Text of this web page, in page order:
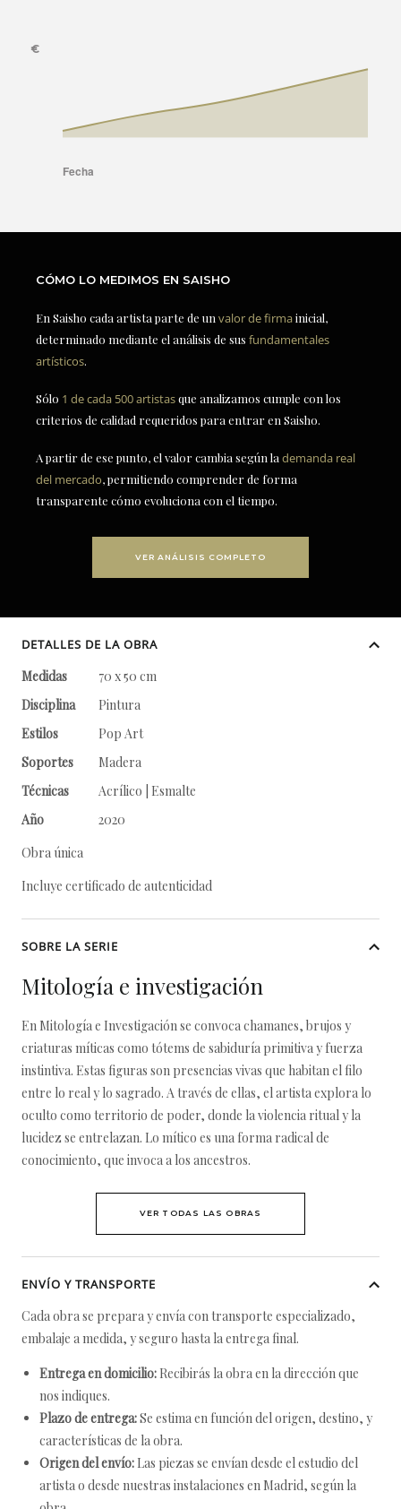
CÓMO LO MEDIMOS EN SAISHO
En Saisho cada artista parte de un valor de firmainicial,
determinado mediante el análisis de sus fundamentales
artísticos.
Sólo 1 de cada 500 artistasque analizamos cumple con los
criterios de calidad requeridos para entrar en Saisho.
A partir de ese punto, el valor cambia según la demanda real
del mercado, permitiendo comprender de forma
transparente cómo evoluciona con el tiempo.
VER ANÁLISIS COMPLETO
DETALLES DE LA OBRA
Medidas
70 x 50 cm
Disciplina
Pintura
Estilos
Pop Art
Soportes
Madera
Técnicas
Acrílico | Esmalte
Año
2020
Obra única
Incluye certificado de autenticidad
SOBRE LA SERIE
Mitología e investigación
En Mitología e Investigación se convoca chamanes, brujos y
criaturas míticas como tótems de sabiduría primitiva y fuerza
instintiva. Estas figuras son presencias vivas que habitan el filo
entre lo real y lo sagrado. A través de ellas, el artista explora lo
oculto como territorio de poder, donde la violencia ritual y la
lucidez se entrelazan. Lo mítico es una forma radical de
conocimiento, que invoca a los ancestros.
VER TODAS LAS OBRAS
ENVÍO Y TRANSPORTE
Cada obra se prepara y envía con transporte especializado,
embalaje a medida, y seguro hasta la entrega final.
Entrega en domicilio: Recibirás la obra en la dirección que
nos indiques.
Plazo de entrega:Se estima en función del origen, destino, y
características de la obra.
Origen del envío: Las piezas se envían desde el estudio del
artista o desde nuestras instalaciones en Madrid, según la